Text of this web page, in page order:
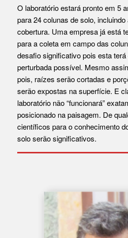
O laboratório estará pronto em 5
para 24 colunas de solo,
cobertura. Uma empresa já está
para a coleta em campo das
desafio significativo pois esta
perturbada possível. Mesmo
pois, raízes serão cortadas e
serão expostas na superfície. E
laboratório não “funcionará”
posicionado na paisagem. De
científicos para o conhecimento
solo serão significativos.